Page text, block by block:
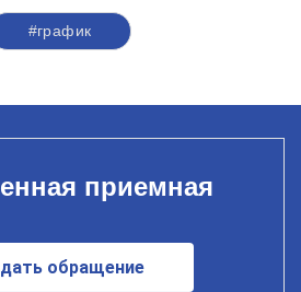
#график
приемная
обращение